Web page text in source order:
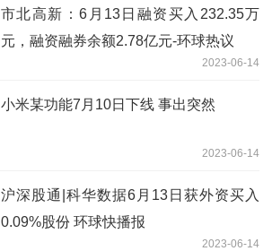
市北高新：6月13日融资买入232.35万
元，融资融券余额2.78亿元-环球热议
2023-06-14
小米某功能7月10日下线 事出突然
2023-06-14
沪深股通|科华数据6月13日获外资买入
0.09%股份 环球快播报
2023-06-14